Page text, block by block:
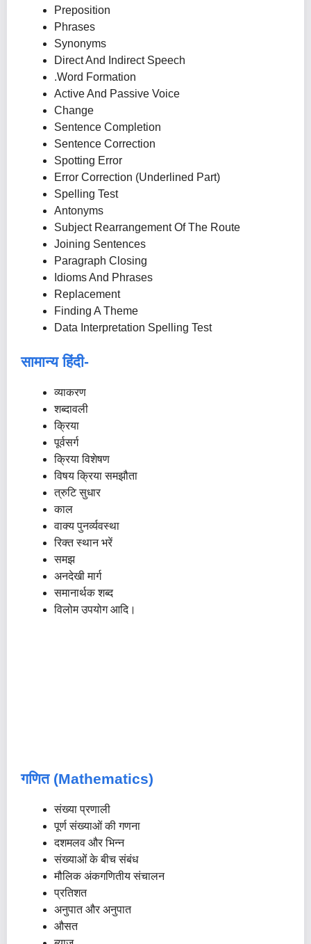
Preposition
Phrases
Synonyms
Direct And Indirect Speech
.Word Formation
Active And Passive Voice
Change
Sentence Completion
Sentence Correction
Spotting Error
Error Correction (Underlined Part)
Spelling Test
Antonyms
Subject Rearrangement Of The Route
Joining Sentences
Paragraph Closing
Idioms And Phrases
Replacement
Finding A Theme
Data Interpretation Spelling Test
सामान्य हिंदी-
व्याकरण
शब्दावली
क्रिया
पूर्वसर्ग
क्रिया विशेषण
विषय क्रिया समझौता
त्रुटि सुधार
काल
वाक्य पुनर्व्यवस्था
रिक्त स्थान भरें
समझ
अनदेखी मार्ग
समानार्थक शब्द
विलोम उपयोग आदि।
गणित (Mathematics)
संख्या प्रणाली
पूर्ण संख्याओं की गणना
दशमलव और भिन्न
संख्याओं के बीच संबंध
मौलिक अंकगणितीय संचालन
प्रतिशत
अनुपात और अनुपात
औसत